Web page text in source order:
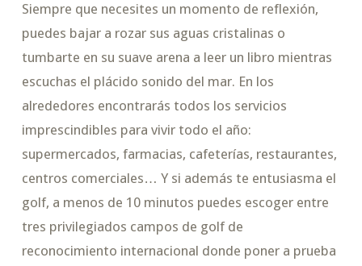
Siempre que necesites un momento de reflexión,
puedes bajar a rozar sus aguas cristalinas o
tumbarte en su suave arena a leer un libro mientras
escuchas el plácido sonido del mar. En los
alrededores encontrarás todos los servicios
imprescindibles para vivir todo el año:
supermercados, farmacias, cafeterías, restaurantes,
centros comerciales… Y si además te entusiasma el
golf, a menos de 10 minutos puedes escoger entre
tres privilegiados campos de golf de
reconocimiento internacional donde poner a prueba